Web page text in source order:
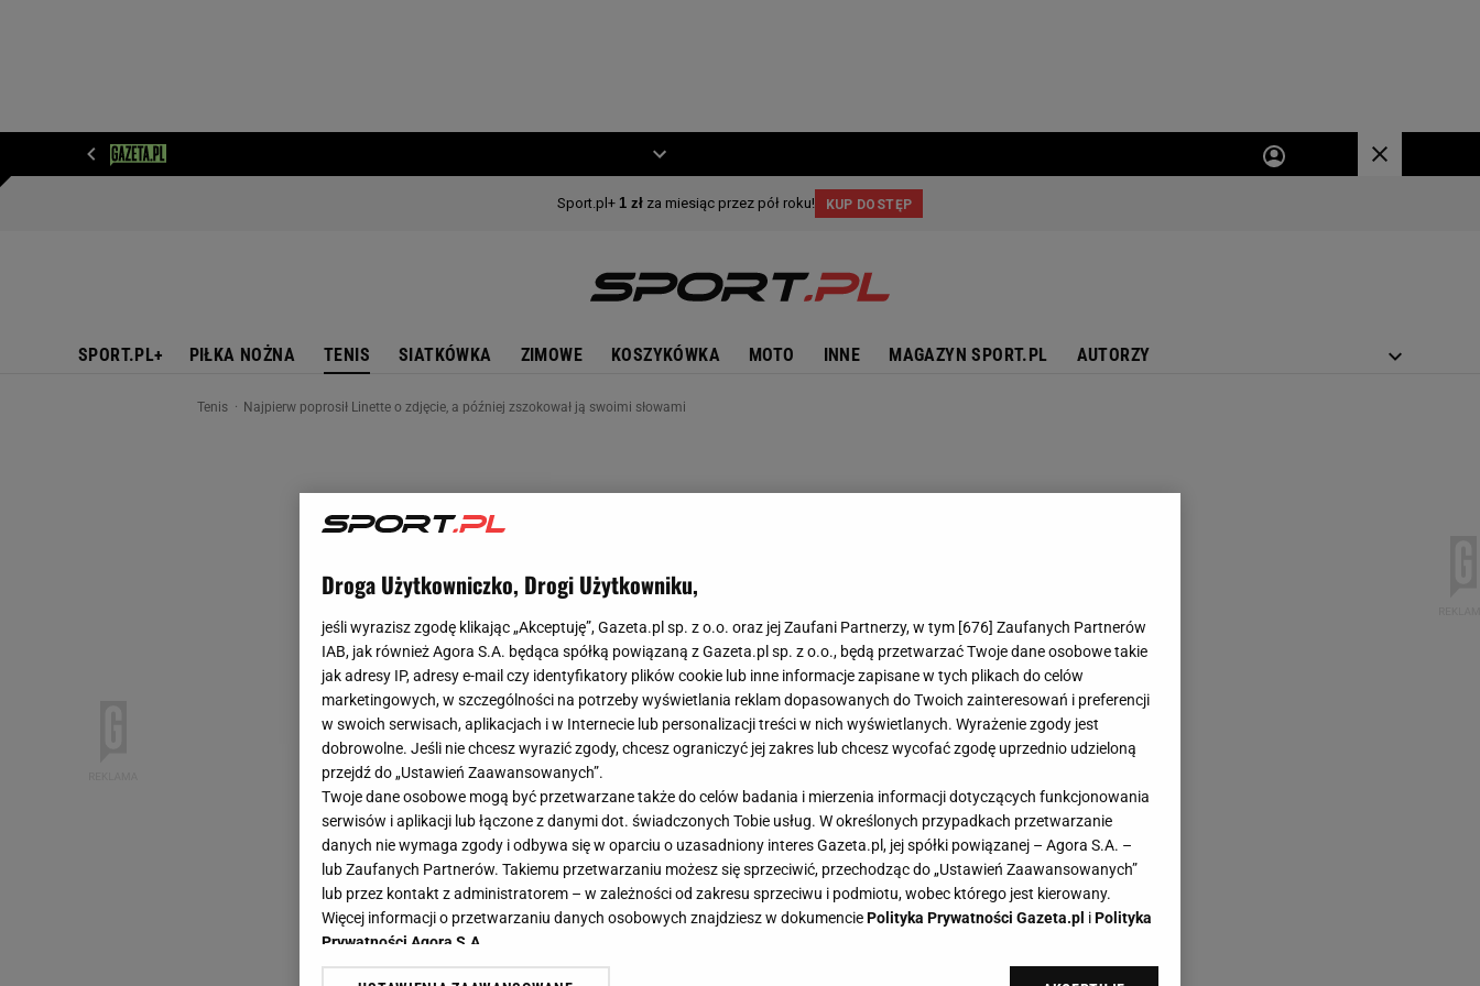
SPORT.PL+ PIŁKA NOŻNA TENIS SIATKÓWKA ZIMOWE KOSZYKÓWKA MOTO INNE MAGAZYN SPORT.PL AUTORZY
Tenis Najpierw poprosił Linette o zdjęcie, a później zszokował ją swoimi słowami
Droga Użytkowniczko, Drogi Użytkowniku,
jeśli wyrazisz zgodę klikając „Akceptuję”, Gazeta.pl sp. z o.o. oraz jej Zaufani Partnerzy, w tym [676] Zaufanych Partnerów
IAB, jak również Agora S.A. będąca spółką powiązaną z Gazeta.pl sp. z o.o., będą przetwarzać Twoje dane osobowe takie
jak adresy IP, adresy e-mail czy identyfikatory plików cookie lub inne informacje zapisane w tych plikach do celów
marketingowych, w szczególności na potrzeby wyświetlania reklam dopasowanych do Twoich zainteresowań i preferencji
w swoich serwisach, aplikacjach i w Internecie lub personalizacji treści w nich wyświetlanych. Wyrażenie zgody jest
dobrowolne. Jeśli nie chcesz wyrazić zgody, chcesz ograniczyć jej zakres lub chcesz wycofać zgodę uprzednio udzieloną
przejdź do „Ustawień Zaawansowanych”.
Twoje dane osobowe mogą być przetwarzane także do celów badania i mierzenia informacji dotyczących funkcjonowania
serwisów i aplikacji lub łączone z danymi dot. świadczonych Tobie usług. W określonych przypadkach przetwarzanie
danych nie wymaga zgody i odbywa się w oparciu o uzasadniony interes Gazeta.pl, jej spółki powiązanej – Agora S.A. –
lub Zaufanych Partnerów. Takiemu przetwarzaniu możesz się sprzeciwić, przechodząc do „Ustawień Zaawansowanych”
lub przez kontakt z administratorem – w zależności od zakresu sprzeciwu i podmiotu, wobec którego jest kierowany.
Więcej informacji o przetwarzaniu danych osobowych znajdziesz w dokumenciePolityka Prywatności Gazeta.pl iPolityka
Prywatności Agora S.A.